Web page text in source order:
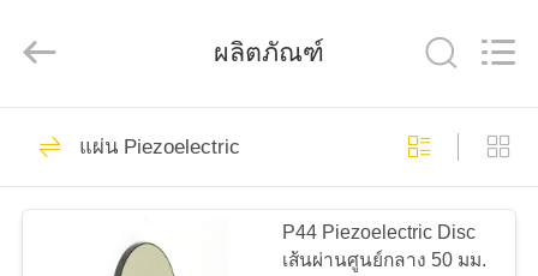
บ้าน
Shenzhen
Ltd..
Reserved.
PZT เครื่องแปลง
สัญญาณอัลตราโซ
ผลิตภัณฑ์
แผ่น Piezoelectric
P44 Piezoelectric Disc
เส้นผ่านศูนย์กลาง 50 มม.